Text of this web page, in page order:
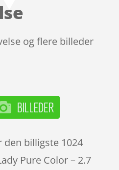
og flere billeder
den billigste 1024
Pure Color – 2.7